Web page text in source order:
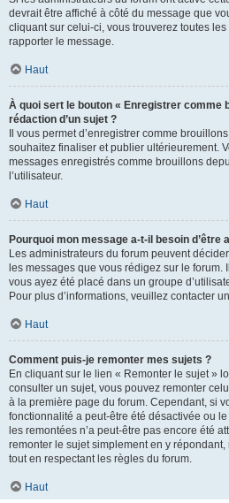
devrait être affiché à côté du message que
cliquant sur celui-ci, vous trouverez toutes
rapporter le message.
Haut
À quoi sert le bouton « Enregistrer comme
rédaction d’un sujet ?
Il vous permet d’enregistrer comme
souhaitez finaliser et publier ultérieurement.
messages enregistrés comme brouillons
l’utilisateur.
Haut
Pourquoi mon message a-t-il besoin d’être
Les administrateurs du forum peuvent
les messages que vous rédigez sur le forum.
vous ayez été placé dans un groupe
Pour plus d’informations, veuillez contacter
Haut
Comment puis-je remonter mes sujets ?
En cliquant sur le lien « Remonter le sujet »
consulter un sujet, vous pouvez remonter
à la première page du forum. Cependant, si
fonctionnalité a peut-être été désactivée ou
les remontées n’a peut-être pas encore été
remonter le sujet simplement en y
tout en respectant les règles du forum.
Haut